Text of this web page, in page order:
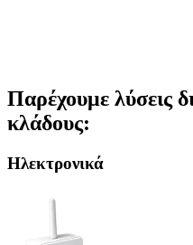
Παρέχουμε λύσεις
κλάδους:
Ηλεκτρονικά